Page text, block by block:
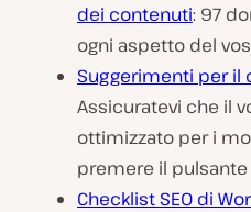
dei contenuti: 97
ogni aspetto del
Suggerimenti per il
Assicuratevi che il
ottimizzato per i
premere il
Checklist SEO di